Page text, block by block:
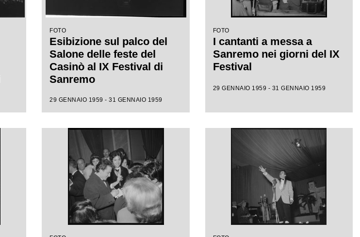
Fausto Cigliano
FOTO
Esibizione sul palco del
Salone delle feste del
Casinò al IX Festival di
Sanremo
29 GENNAIO 1959 - 31 GENNAIO 1959
FOTO
I cantanti a messa a
Sanremo nei giorni del IX
Festival
29 GENNAIO 1959 - 31 GENNAIO 1959